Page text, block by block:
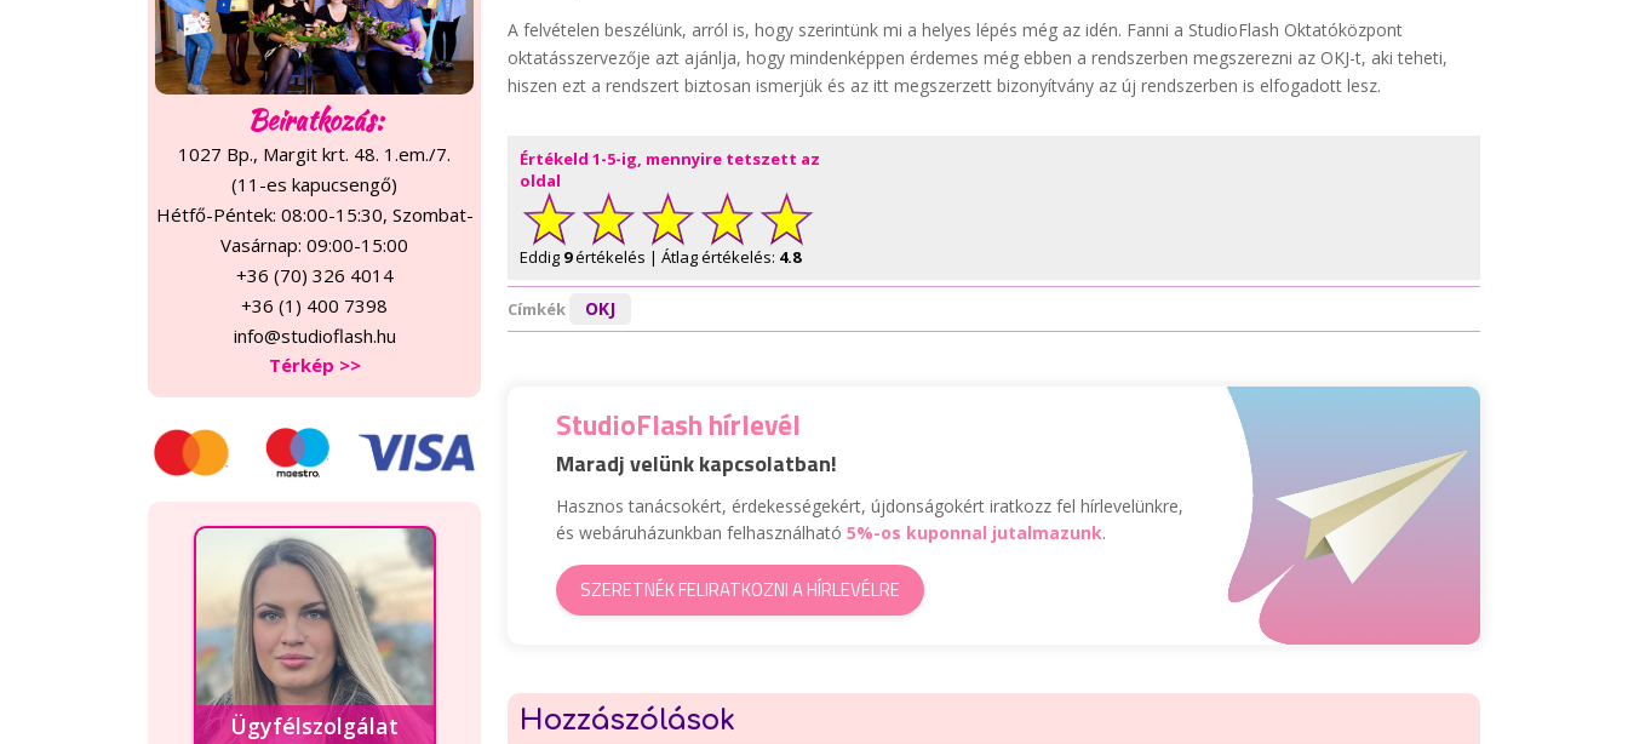
A felvételen beszélünk, arról is, hogy szerintünk mi a helyes lépés még az idén. Fanni a StudioFlash Oktatóközpont
oktatásszervezője azt ajánlja, hogy mindenképpen érdemes még ebben a rendszerben megszerezni az OKJ-t, aki teheti,
hiszen ezt a rendszert biztosan ismerjük és az itt megszerzett bizonyítvány az új rendszerben is elfogadott lesz.
Értékeld 1-5-ig, mennyire tetszett az
oldal
Eddig 9értékelés | Átlag értékelés: 4.8
Címkék OKJ
StudioFlash hírlevél
Maradj velünk kapcsolatban!
Hasznos tanácsokért, érdekességekért, újdonságokért iratkozz fel hírlevelünkre,
és webáruházunkban felhasználható 5%-os kuponnal jutalmazunk.
SZERETNÉK FELIRATKOZNI A HÍRLEVÉLRE
Hozzászólások
Beiratkozás:
1027 Bp., Margit krt. 48. 1.em./7.
(11-es kapucsengő)
Hétfő-Péntek: 08:00-15:30, Szombat-
Vasárnap: 09:00-15:00
+36 (70) 326 4014
+36 (1) 400 7398
info@studioflash.hu
Térkép >>
Ügyfélszolgálat